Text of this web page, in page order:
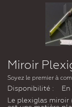
Miroir
Soyez le premier à
Disponibilité :
Le plexiglas miroir